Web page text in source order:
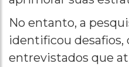
No entanto, a
identificou desafios,
entrevistados que